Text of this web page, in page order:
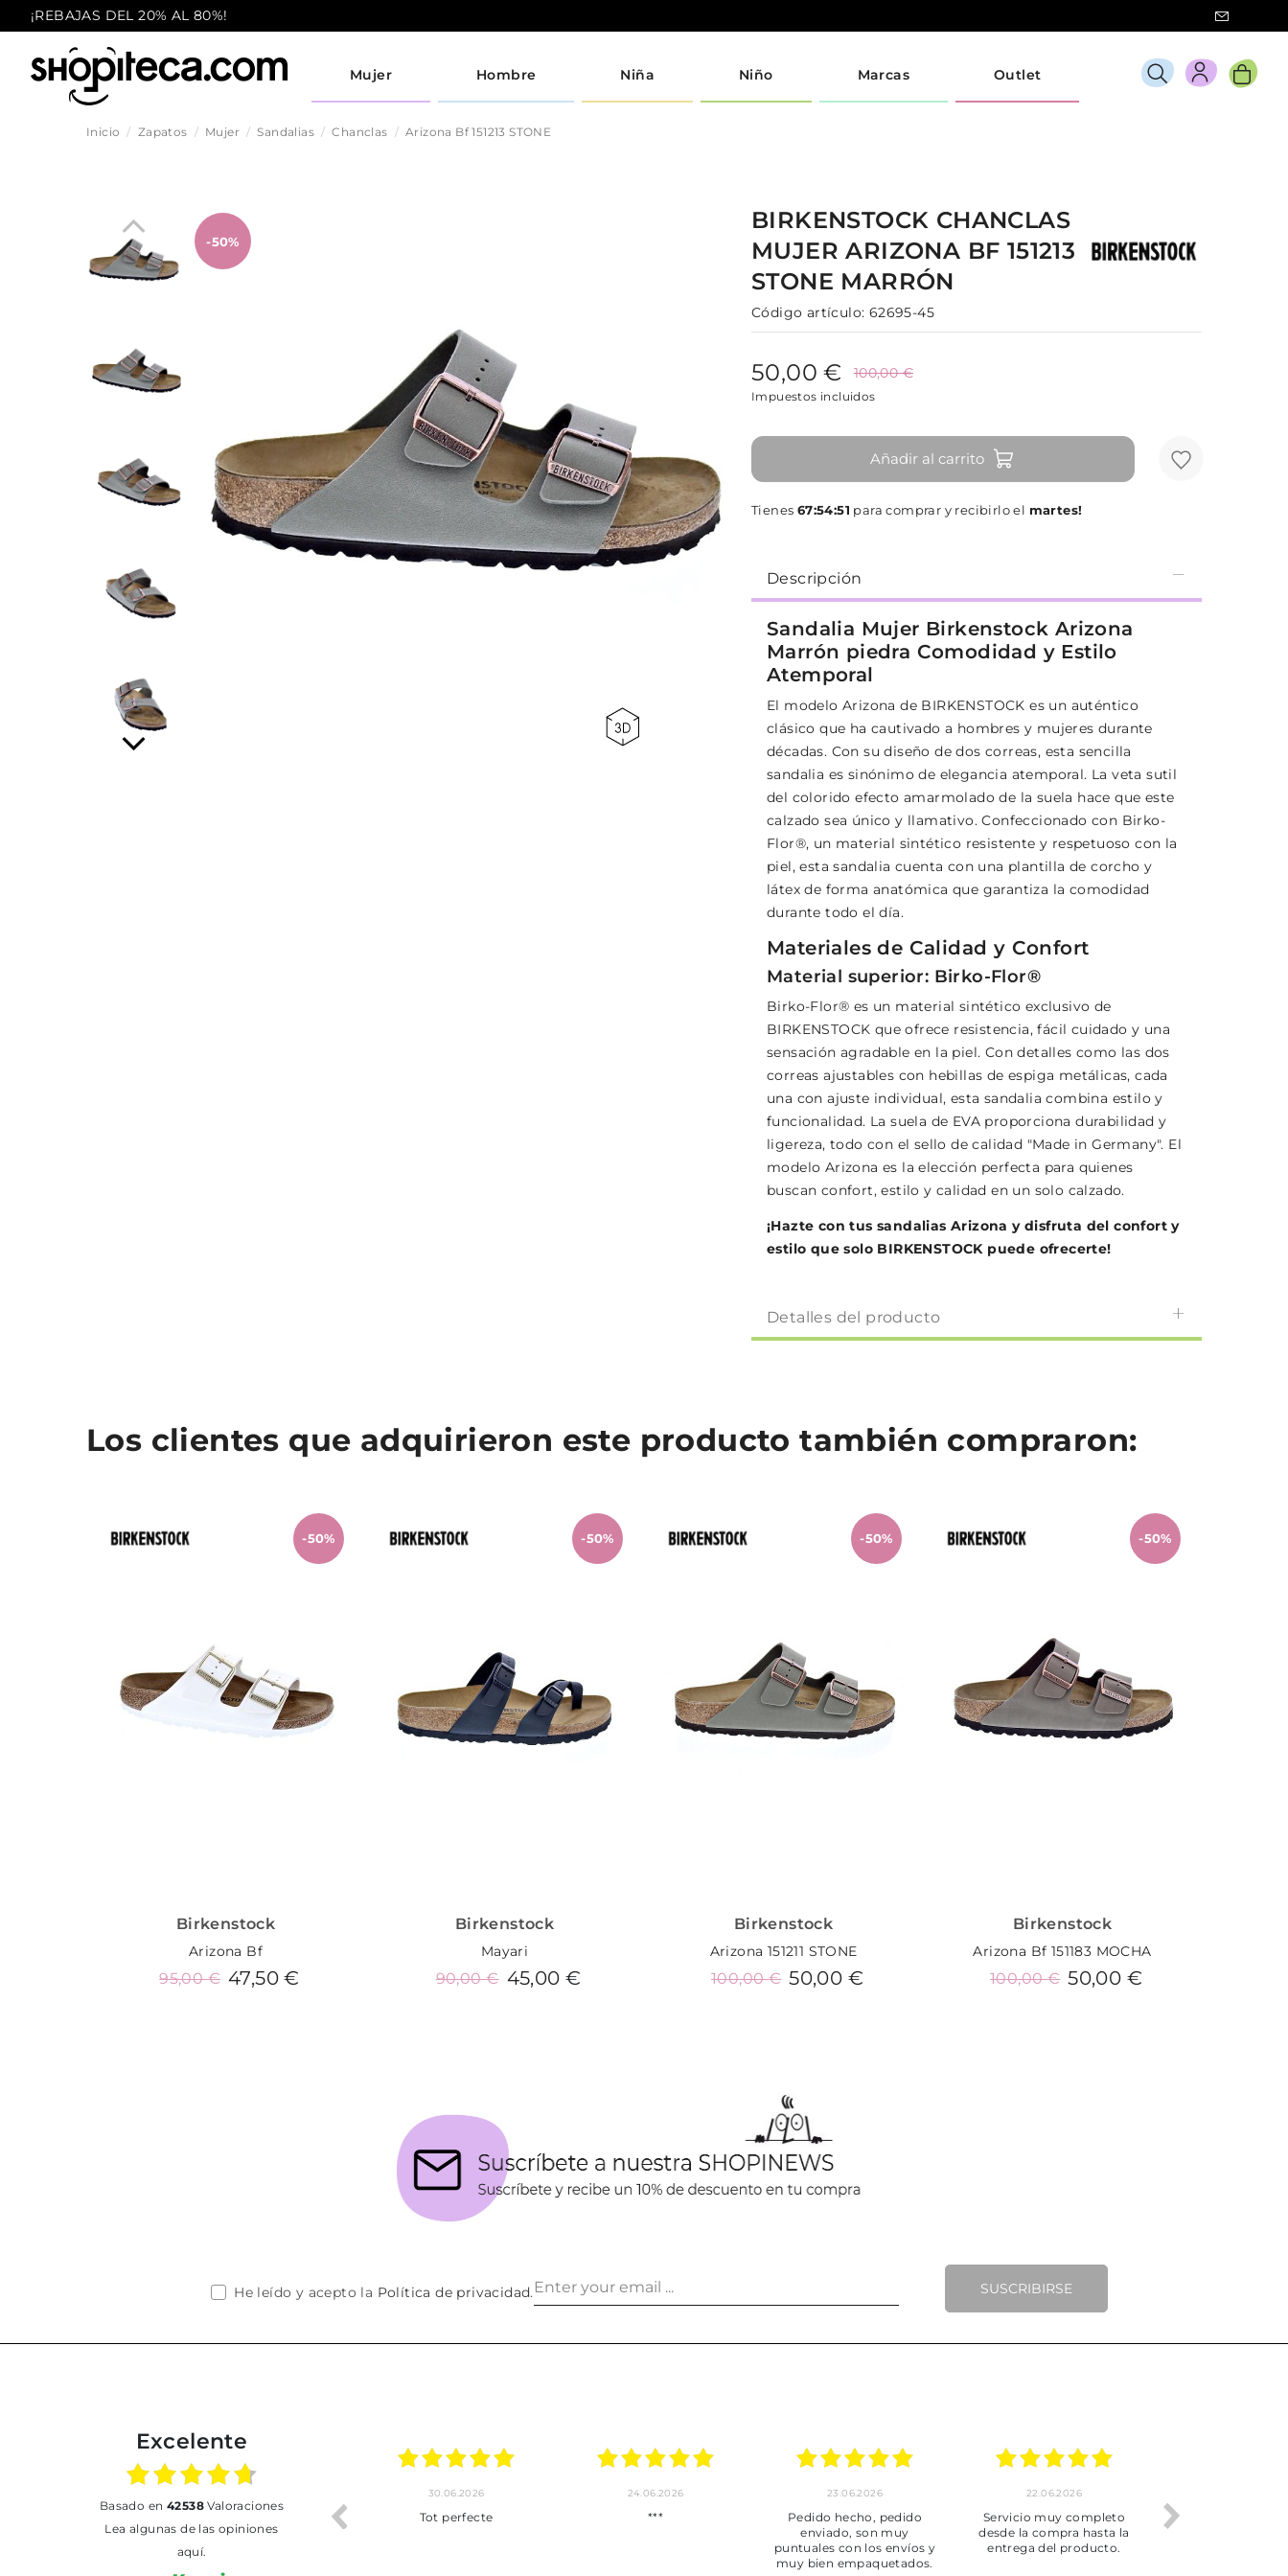
¡REBAJAS DEL 20% AL 80%!
Mujer Hombre Niña Niño Marcas Outlet
Inicio Zapatos Mujer Sandalias Chanclas Arizona Bf 151213 STONE
-50%
BIRKENSTOCK CHANCLAS
MUJERARIZONA BF 151213
STONE MARRÓN
Código artículo: 62695-45
50,00 € 100,00 €
Impuestos incluidos
Añadir al carrito
Tienes 67:54:50 para comprar y recibirlo elmartes!
Descripción
Sandalia Mujer Birkenstock Arizona
Marrón piedra Comodidad y Estilo
Atemporal
El modelo Arizona de BIRKENSTOCK es un auténtico
clásico que ha cautivado a hombres y mujeres durante
décadas. Con su diseño de dos correas, esta sencilla
sandalia es sinónimo de elegancia atemporal. La veta sutil
del colorido efecto amarmolado de la suela hace que este
calzado sea único y llamativo. Confeccionado con Birko-
Flor®, un material sintético resistente y respetuoso con la
piel, esta sandalia cuenta con una plantilla de corcho y
látex de forma anatómica que garantiza la comodidad
durante todo el día.
Materiales de Calidad y Confort
Material superior: Birko-Flor®
Birko-Flor® es un material sintético exclusivo de
BIRKENSTOCK que ofrece resistencia, fácil cuidado y una
sensación agradable en la piel. Con detalles como las dos
correas ajustables con hebillas de espiga metálicas, cada
una con ajuste individual, esta sandalia combina estilo y
funcionalidad. La suela de EVA proporciona durabilidad y
ligereza, todo con el sello de calidad "Made in Germany". El
modelo Arizona es la elección perfecta para quienes
buscan confort, estilo y calidad en un solo calzado.
¡Hazte con tus sandalias Arizona y disfruta del confort y
estilo que solo BIRKENSTOCK puede ofrecerte!
Detalles del producto
Los clientes que adquirieron este producto también compraron:
-50%
Birkenstock
Arizona Bf
47,50 €
95,00 €
-50%
Birkenstock
Mayari
45,00 €
90,00 €
-50%
Birkenstock
Arizona 151211 STONE
50,00 €
100,00 €
-50%
Birkenstock
Arizona Bf 151183 MOCHA
50,00 €
100,00 €
SUSCRIBIRSE
He leído y acepto la Política de privacidad.
Excelente
basado en 42538Valoraciones
Lea algunas de las opiniones
aquí.
30.06.2026
Tot perfecte
24.06.2026
***
23.06.2026
Pedido hecho, pedido
enviado, son muy
puntuales con los envíos y
muy bien empaquetados.
22.06.2026
Servicio muy completo
desde la compra hasta la
entrega del producto.